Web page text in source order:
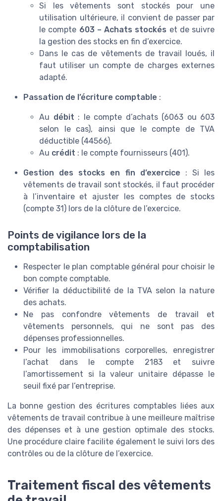
Si les vêtements sont stockés pour une
utilisation ultérieure, il convient de passer par
le compte 603 – Achats stockés et de suivre
la gestion des stocks en fin d’exercice.
Dans le cas de vêtements de travail loués, il
faut utiliser un compte de charges externes
adapté.
Passation de l’écriture comptable :
Au débit : le compte d’achats (6063 ou 603
selon le cas), ainsi que le compte de TVA
déductible (44566).
Au crédit : le compte fournisseurs (401).
Gestion des stocks en fin d’exercice : Si les
vêtements de travail sont stockés, il faut procéder
à l’inventaire et ajuster les comptes de stocks
(compte 31) lors de la clôture de l’exercice.
Points de vigilance lors de la
comptabilisation
Respecter le plan comptable général pour choisir le
bon compte comptable.
Vérifier la déductibilité de la TVA selon la nature
des achats.
Ne pas confondre vêtements de travail et
vêtements personnels, qui ne sont pas des
dépenses professionnelles.
Pour les immobilisations corporelles, enregistrer
l’achat dans le compte 2183 et suivre
l’amortissement si la valeur unitaire dépasse le
seuil fixé par l’entreprise.
La bonne gestion des écritures comptables liées aux
vêtements de travail contribue à une meilleure maîtrise
des dépenses et à une gestion optimale des stocks.
Une procédure claire facilite également le suivi lors des
contrôles ou de la clôture de l’exercice.
Traitement fiscal des vêtements